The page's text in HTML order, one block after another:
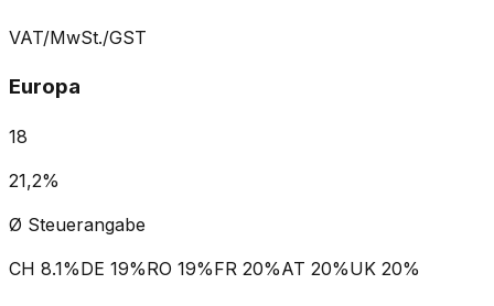
VAT/MwSt./GST
Europa
18
21,2%
Ø Steuerangabe
CH 8.1%DE 19%RO 19%FR 20%AT 20%UK 20%